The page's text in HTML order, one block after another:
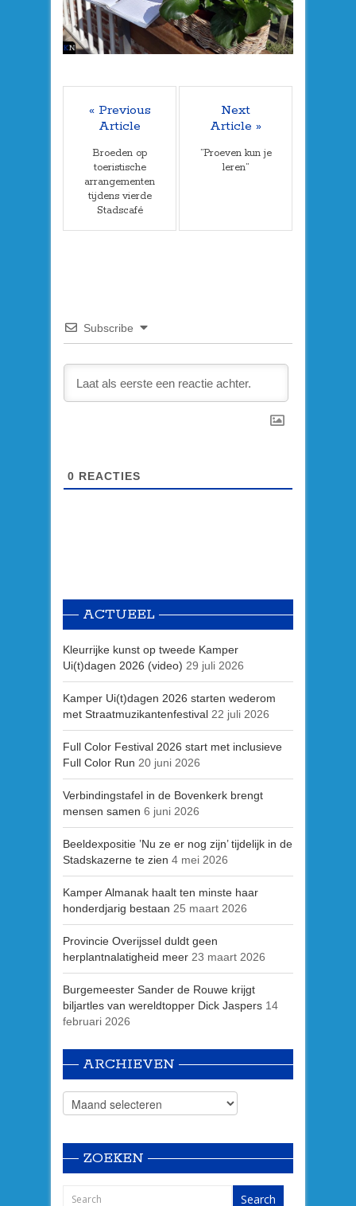
« Previous
Article
Broeden op
toeristische
arrangementen
tijdens vierde
Stadscafé
Next
Article »
”Proeven kun je
leren”
Subscribe
0 REACTIES
ACTUEEL
Kleurrijke kunst op tweede Kamper
Ui(t)dagen 2026 (video) 29 juli 2026
Kamper Ui(t)dagen 2026 starten wederom
met Straatmuzikantenfestival 22 juli 2026
Full Color Festival 2026 start met inclusieve
Full Color Run 20 juni 2026
Verbindingstafel in de Bovenkerk brengt
mensen samen 6 juni 2026
Beeldexpositie ’Nu ze er nog zijn’ tijdelijk in de
Stadskazerne te zien 4 mei 2026
Kamper Almanak haalt ten minste haar
honderdjarig bestaan 25 maart 2026
Provincie Overijssel duldt geen
herplantnalatigheid meer 23 maart 2026
Burgemeester Sander de Rouwe krijgt
biljartles van wereldtopper Dick Jaspers 14
februari 2026
ARCHIEVEN
ZOEKEN